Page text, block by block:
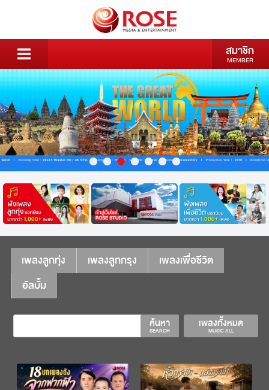
สมาชิก
MEMBER
เพลงลูกทุ่ง เพลงลูกกรุง
เพลงเพื่อชีวิต
อัลบั้ม
เพลงทั้งหมด
MUSIC ALL
ค้นหา
SEARCH